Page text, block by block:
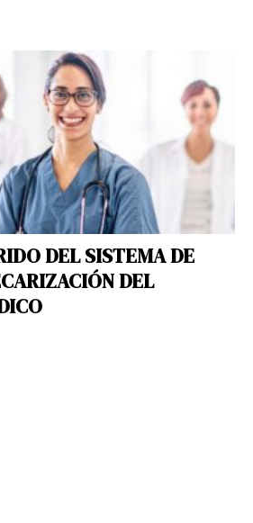
DEL SISTEMA DE
DEL